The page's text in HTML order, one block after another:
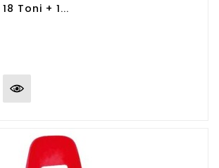
Toni + 1...